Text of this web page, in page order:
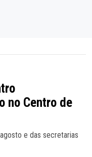
no Centro de
e das secretarias